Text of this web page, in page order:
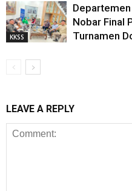
KKSS
Departemen
Nobar Final
Turnamen
LEAVE A REPLY